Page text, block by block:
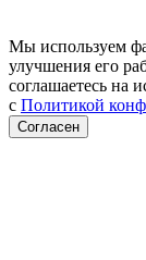
Мы используем
улучшения его
соглашаетесь на
с Политикой
Согласен